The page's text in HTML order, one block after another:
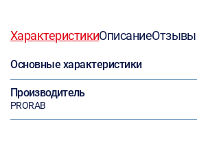
ХарактеристикиОписаниеОтзывы
Основные характеристики
Производитель
PRORAB